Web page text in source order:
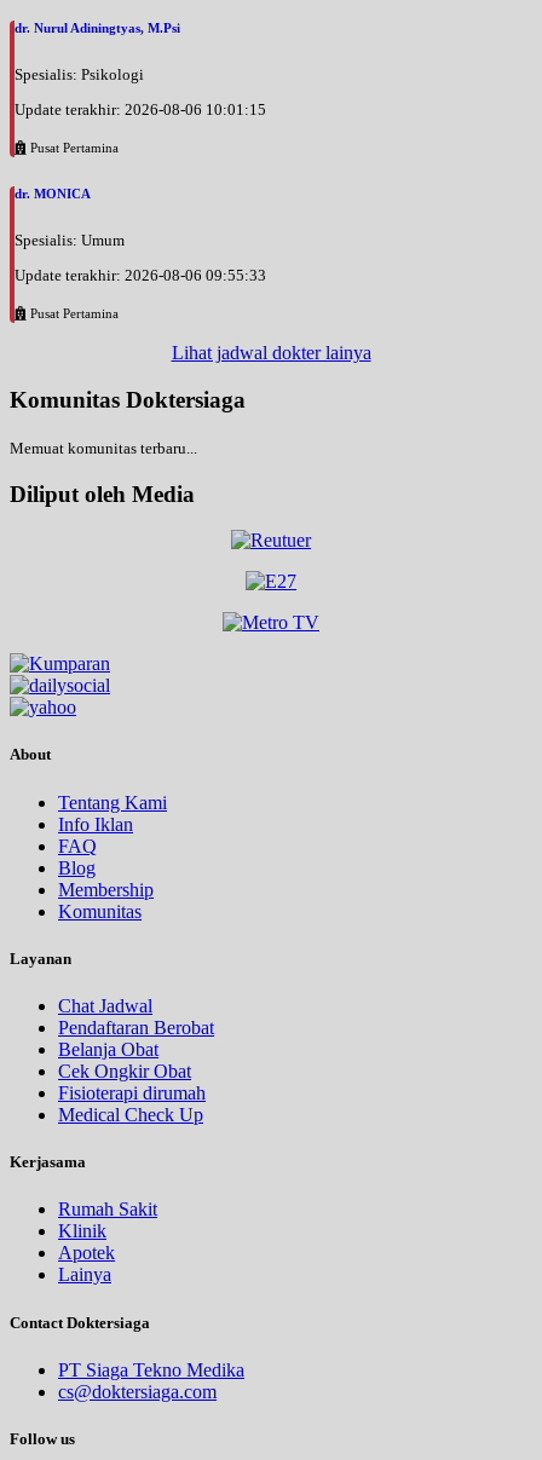
dr. Nurul Adiningtyas, M.Psi
Spesialis: Psikologi
Update terakhir: 2026-08-06 10:01:15
Pusat Pertamina
dr. MONICA
Spesialis: Umum
Update terakhir: 2026-08-06 09:55:33
Pusat Pertamina
Lihat jadwal dokter lainya
Komunitas Doktersiaga
Memuat komunitas terbaru...
Diliput oleh Media
About
Tentang Kami
Info Iklan
FAQ
Blog
Membership
Komunitas
Layanan
Chat Jadwal
Pendaftaran Berobat
Belanja Obat
Cek Ongkir Obat
Fisioterapi dirumah
Medical Check Up
Kerjasama
Rumah Sakit
Klinik
Apotek
Lainya
Contact Doktersiaga
PT Siaga Tekno Medika
cs@doktersiaga.com
Follow us